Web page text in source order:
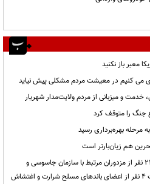
معبر باز نکنید
می کنیم در معیشت مردم مشکلی پیش نیاید
جنگ را متوقف کرد
هم زیان‌بارتر است
وزارت اطلاعات: شناسایی و دستگیری ۲۱ نفر از مزدوران مرتبط با سازمان جاسوسی و
تروریستی رژیم صهیونیستی و بازداشت ۴ نفر از اعضای باندهای مسلح شرارت و اغتشاش